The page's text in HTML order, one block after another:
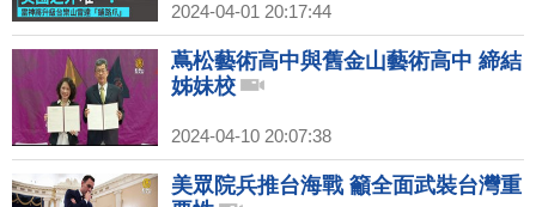
2024-04-01 20:17:44
蔦松藝術高中與舊金山藝術高中 締結
姊妹校
2024-04-10 20:07:38
美眾院兵推台海戰 籲全面武裝台灣重